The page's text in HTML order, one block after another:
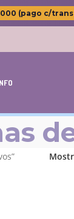
(pago c/